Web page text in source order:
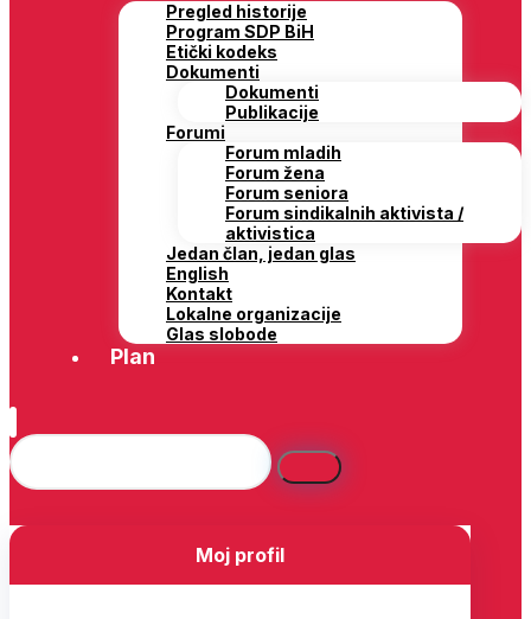
Pregled historije
Program SDP BiH
Etički kodeks
Dokumenti
Dokumenti
Publikacije
Forumi
Forum mladih
Forum žena
Forum seniora
Forum sindikalnih aktivista /
aktivistica
Jedan član, jedan glas
English
Kontakt
Lokalne organizacije
Glas slobode
Plan
Moj profil